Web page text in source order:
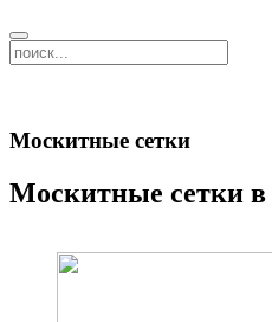
Москитные сетки
Москитные сетки в